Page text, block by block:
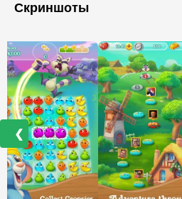
Скриншоты
❮